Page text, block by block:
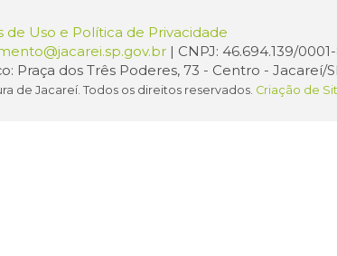
de Uso e Política de Privacidade
| CNPJ: 46.694.139/
Praça dos Três Poderes, 73 - Centro - Jacareí/
de Jacareí. Todos os direitos reservados. Criação de